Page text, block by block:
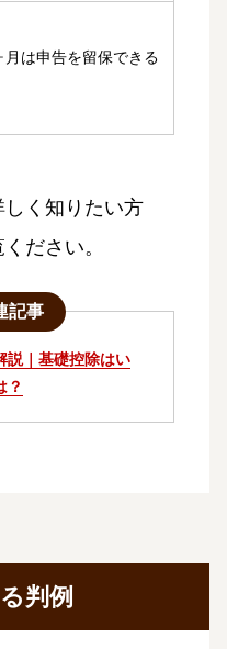
は申告を留保できる
く知りたい方
ださい。
記事
説｜基礎控除はい
？
判例